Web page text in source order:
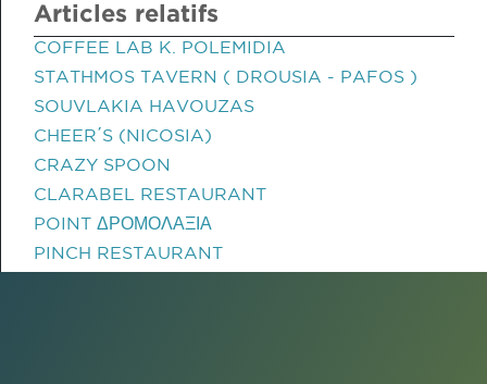
Articles relatifs
COFFEE LAB K. POLEMIDIA
STATHMOS TAVERN ( DROUSIA - PAFOS )
SOUVLAKIA HAVOUZAS
CHEER΄S (NICOSIA)
CRAZY SPOON
CLARABEL RESTAURANT
POINT ΔΡΟΜΟΛΑΞΙΑ
PINCH RESTAURANT